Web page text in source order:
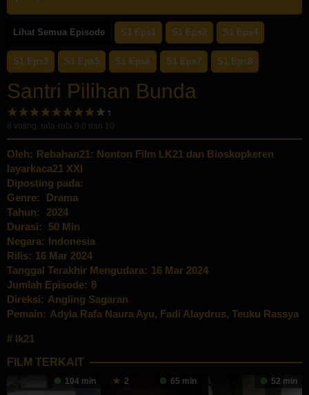
Lihat Semua Episode S1 Eps1 S1 Eps2 S1 Eps4
S1 Eps3 S1 Eps5 S1 Eps6 S1 Eps7 S1 Eps8
Santri Pilihan Bunda
8 voting, rata-rata 9.0 dari 10
Oleh: Rebahan21: Nonton Film LK21 dan Bioskopkeren
layarkaca21 XXI
Diposting pada:
Genre:
Drama
Tahun:
2024
Durasi:
50 Min
Negara: Indonesia
Rilis: 16 Mar 2024
Tanggal Terakhir Mengudara: 16 Mar 2024
Jumlah Episode: 8
Direksi: Angling Sagaran
Pemain: Adyla Rafa Naura Ayu, Fadi Alaydrus, Teuku Rassya
lk21
FILM TERKAIT
104 min 2 65 min 52 min